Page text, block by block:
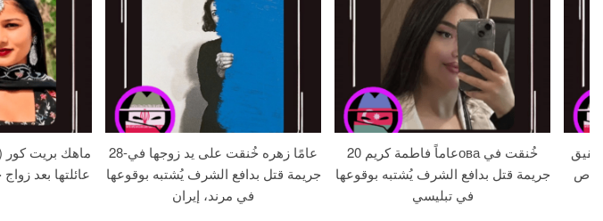
عائلتها بعد
28-عامًا زهره خُنقت على يد زوجها في
جريمة قتل بدافع الشرف يُشتبه بوقوعها
في مرند، إيران
20 عاماً فاطمة كريمова خُنقت في
جريمة قتل بدافع الشرف يُشتبه بوقوعها
في تبليسي
عامًا وشقيق
بالرصاص